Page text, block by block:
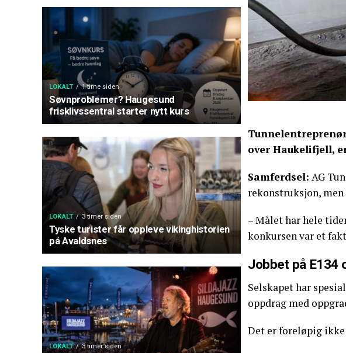
LOKALT 1 time siden
Søvnproblemer? Haugesund
frisklivssentral starter nytt kurs
LOKALT 3 timer siden
Tyske turister får oppleve vikinghistorien
på Avaldsnes
LOKALT 3 timer siden
over Haukelifjell,
Samferdsel: AG
rekonstruksjon,
– Målet har hele
konkursen var et
Jobbet på E134
Selskapet har
oppdrag med
Det er foreløpig